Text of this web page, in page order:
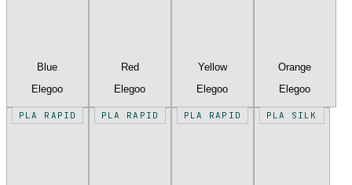
Blue
Elegoo
Red
Elegoo
Yellow
Elegoo
Orange
Elegoo
PLA RAPID PLA RAPID PLA RAPID PLA SILK